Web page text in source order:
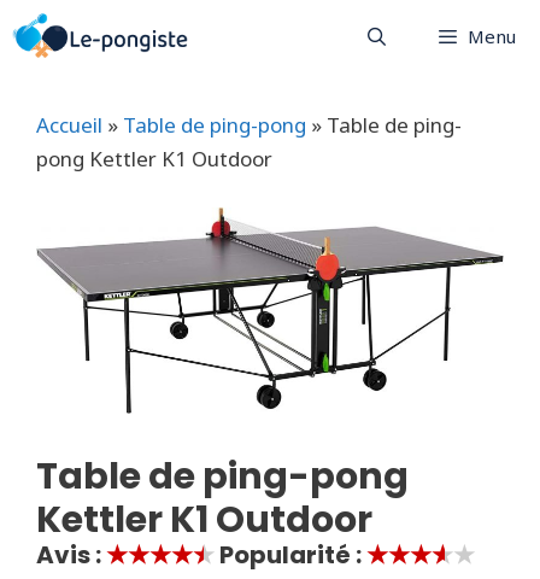
Aller
au
Menu
Accueil » Table de ping-pong » Table de ping-
pong Kettler K1 Outdoor
Table de ping-pong
Kettler K1 Outdoor
Avis :★★★★★Popularité :★★★★★